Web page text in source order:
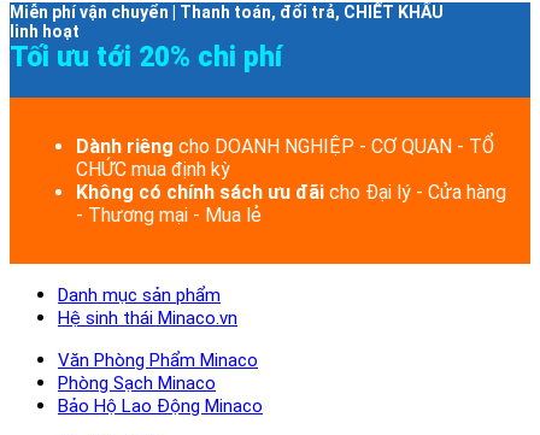
Miễn phí vận chuyển | Thanh toán, đổi trả, CHIẾT KHẤU
linh hoạt
Tối ưu tới 20% chi phí
Dành riêng cho DOANH NGHIỆP - CƠ QUAN - TỔ
CHỨC mua định kỳ
Không có chính sách ưu đãi cho Đại lý - Cửa hàng
- Thương mại - Mua lẻ
Danh mục sản phẩm
Hệ sinh thái Minaco.vn
Văn Phòng Phẩm Minaco
Phòng Sạch Minaco
Bảo Hộ Lao Động Minaco